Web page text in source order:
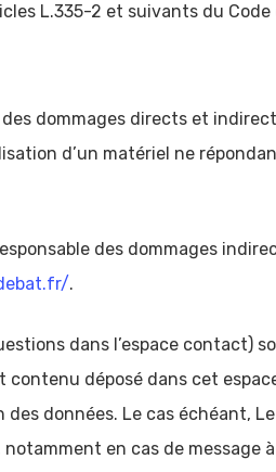
L.335-2 et suivants du
dommages directs et
d’un matériel ne
des dommages
.
dans l’espace contact)
contenu déposé dans cet
données. Le cas échéant,
en cas de